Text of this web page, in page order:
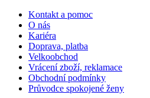
Kontakt a pomoc
O nás
Kariéra
Doprava, platba
Velkoobchod
Vrácení zboží, reklamace
Obchodní podmínky
Průvodce spokojené ženy